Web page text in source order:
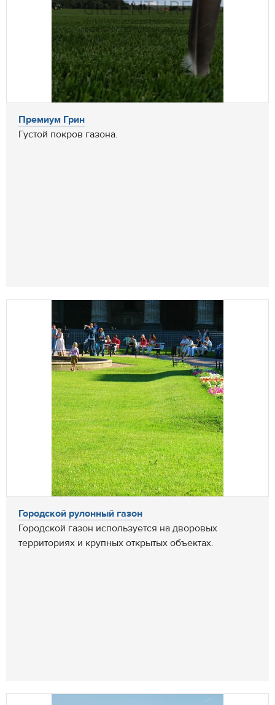
Премиум Грин
Густой покров газона.
Городской рулонный газон
Городской газон используется на дворовых
территориях и крупных открытых объектах.